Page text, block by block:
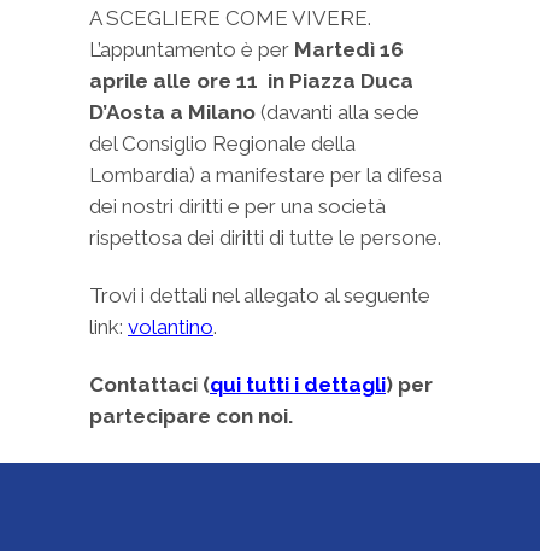
A SCEGLIERE COME VIVERE.
L’appuntamento è per Martedì 16
aprile alle ore 11 in Piazza Duca
D’Aosta a Milano (davanti alla sede
del Consiglio Regionale della
Lombardia) a manifestare per la difesa
dei nostri diritti e per una società
rispettosa dei diritti di tutte le persone.
Trovi i dettali nel allegato al seguente
link: volantino.
Contattaci (qui tutti i dettagli) per
partecipare con noi.